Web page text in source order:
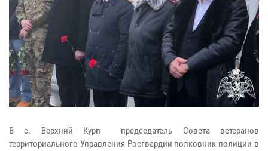
В с. Верхний Курп председатель Совета ветеранов
территориального Управления Росгвардии полковник полиции в